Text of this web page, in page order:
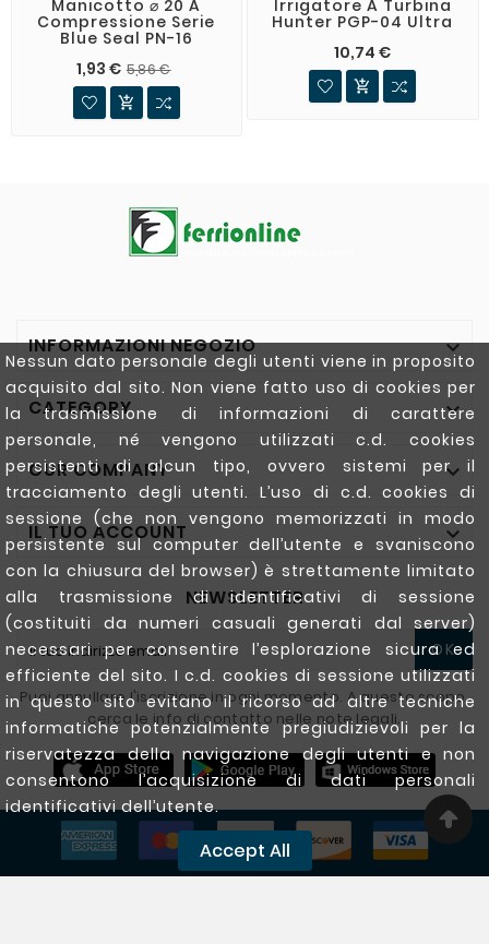
Nessun dato personale degli utenti viene in proposito
acquisito dal sito. Non viene fatto uso di cookies per
la trasmissione di informazioni di carattere
personale, né vengono utilizzati c.d. cookies
persistenti di alcun tipo, ovvero sistemi per il
tracciamento degli utenti. L’uso di c.d. cookies di
sessione (che non vengono memorizzati in modo
persistente sul computer dell’utente e svaniscono
con la chiusura del browser) è strettamente limitato
alla trasmissione di identificativi di sessione
(costituiti da numeri casuali generati dal server)
necessari per consentire l’esplorazione sicura ed
efficiente del sito. I c.d. cookies di sessione utilizzati
in questo sito evitano il ricorso ad altre tecniche
informatiche potenzialmente pregiudizievoli per la
riservatezza della navigazione degli utenti e non
consentono l’acquisizione di dati personali
identificativi dell’utente.
Accept All
Manicotto ⌀ 20 A
Compressione Serie
Blue Seal PN-16
1,93 € 5,86 €

Irrigatore A Turbina
Hunter PGP-04 Ultra
10,74 €

INFORMAZIONI NEGOZIO 
CATEGORY 
OUR COMPANY 
IL TUO ACCOUNT 
NEWSLETTER
OK
Puoi annullare l'iscrizione in ogni momento. A questo scopo,
cerca le info di contatto nelle note legali.